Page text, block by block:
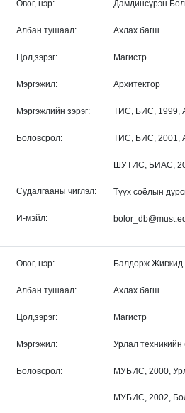
Овог, нэр:
Албан тушаал:
Цол,зэрэг:
Мэргэжил:
Мэргэжлийн зэрэг:
Боловсрол:
Судалгааны чиглэл:
И-мэйл:
Дамдинсүрэн
Ахлах багш
Магистр
Архитектор
ТИС, БИС, 1999,
ТИС, БИС, 2001,
ШУТИС, БИАС,
Түүх соёлын
Овог, нэр:
Албан тушаал:
Цол,зэрэг:
Мэргэжил:
Боловсрол:
Балдорж Жигжид
Ахлах багш
Магистр
Урлал техникийн
МУБИС, 2000,
МУБИС, 2002,